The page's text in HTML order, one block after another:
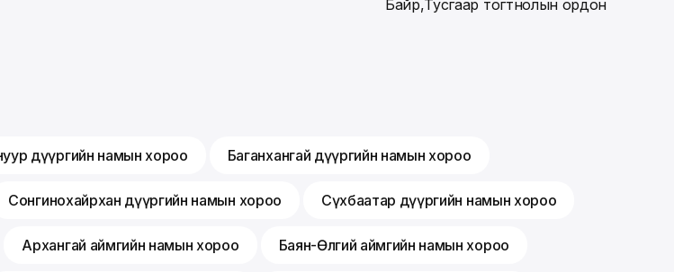
Байр,Тусгаар тогтнолын ордон
дүүргийн намын хороо Баганхангай дүүргийн намын хороо
Сонгинохайрхан дүүргийн намын хороо Сүхбаатар дүүргийн намын хороо
Архангай аймгийн намын хороо Баян-Өлгий аймгийн намын хороо